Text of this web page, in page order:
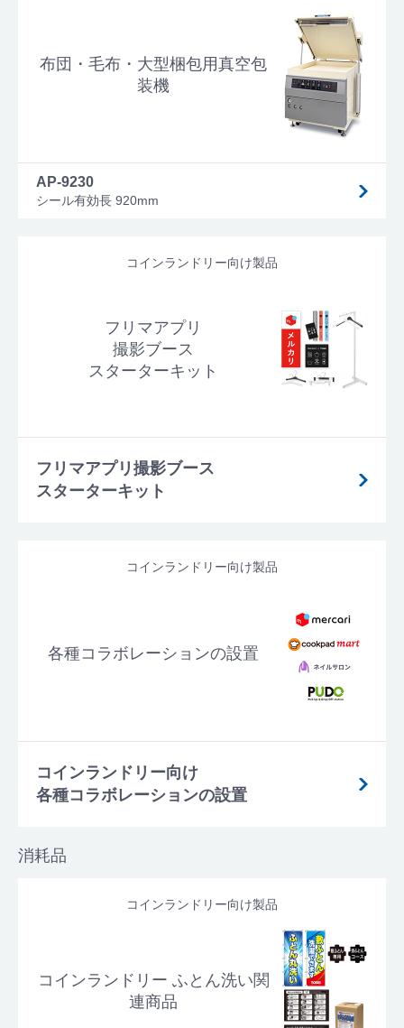
布団・毛布・大型梱包用真空包
装機
AP-9230
シール有効長 920mm
コインランドリー向け製品
フリマアプリ
撮影ブース
スターターキット
フリマアプリ撮影ブース
スターターキット
コインランドリー向け製品
各種コラボレーションの設置
コインランドリー向け
各種コラボレーションの設置
消耗品
コインランドリー向け製品
コインランドリー ふとん洗い関
連商品